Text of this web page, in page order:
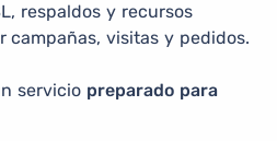
respaldos y recursos
campañas, visitas y pedidos.
servicio preparado para